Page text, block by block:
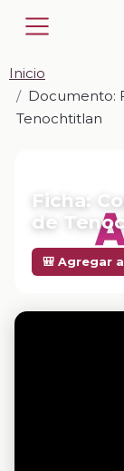
Inicio
Documento:
Tenochtitlan
📎
Ficha:
de
🎒 Agregar